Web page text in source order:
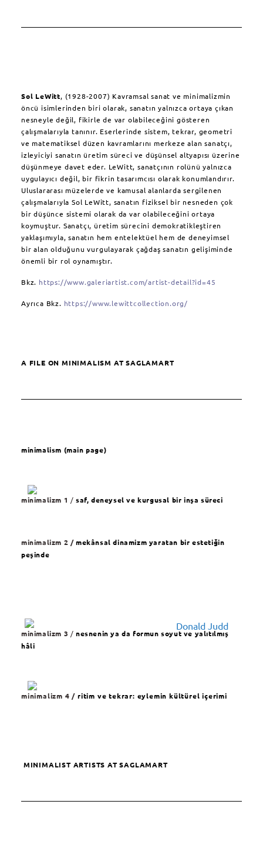
Sol LeWitt, (1928-2007) Kavramsal sanat ve minimalizmin
öncü isimlerinden biri olarak, sanatın yalnızca ortaya çıkan
nesneyle değil, fikirle de var olabileceğini gösteren
çalışmalarıyla tanınır. Eserlerinde sistem, tekrar, geometri
ve matematiksel düzen kavramlarını merkeze alan sanatçı,
izleyiciyi sanatın üretim süreci ve düşünsel altyapısı üzerine
düşünmeye davet eder. LeWitt, sanatçının rolünü yalnızca
uygulayıcı değil, bir fikrin tasarımcısı olarak konumlandırır.
Uluslararası müzelerde ve kamusal alanlarda sergilenen
çalışmalarıyla Sol LeWitt, sanatın fiziksel bir nesneden çok
bir düşünce sistemi olarak da var olabileceğini ortaya
koymuştur. Sanatçı, üretim sürecini demokratikleştiren
yaklaşımıyla, sanatın hem entelektüel hem de deneyimsel
bir alan olduğunu vurgulayarak çağdaş sanatın gelişiminde
önemli bir rol oynamıştır.
Bkz. https://www.galeriartist.com/artist-detail?id=45
Ayrıca Bkz. https://www.lewittcollection.org/
A FILE ON MINIMALISM AT SAGLAMART
minimalism (main page)
minimalizm 1 /saf, deneysel ve kurgusal bir inşa süreci
minimalizm 2 /mekânsal dinamizm yaratan bir estetiğin
peşinde
minimalizm 3 /nesnenin ya da formun soyut ve yalıtılmış
hâli
minimalizm 4 /ritim ve tekrar: eylemin kültürel içerimi
MINIMALIST ARTISTS AT SAGLAMART